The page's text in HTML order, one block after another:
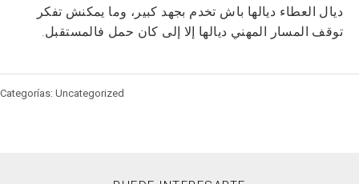
ديال العطاء ديالها باش تخدم بجهد كبير، وما يمكنش تفكر
توقف المسار المهني ديالها إلا إلى كان حمل فالمستقبل.
Categorías: Uncategorized